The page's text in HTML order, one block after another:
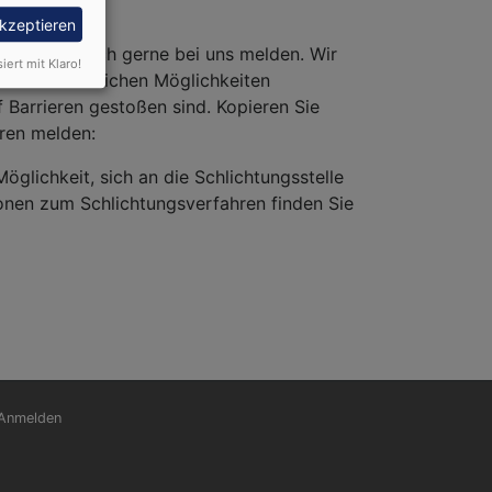
Sie sich gerne bei uns melden. Wir
wirtschaftlichen Möglichkeiten
gestoßen sind. Kopieren Sie
melden:
sich an die Schlichtungsstelle
zum Schlichtungsverfahren finden Sie
mit Klaro!